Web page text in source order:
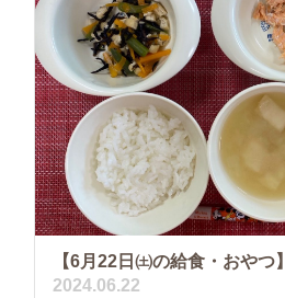
【6月22日㈯の給食・おやつ】
2024.06.22